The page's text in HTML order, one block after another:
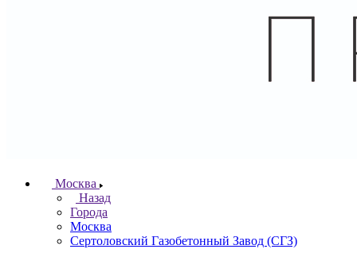
Москва
Назад
Города
Москва
Сертоловский Газобетонный Завод (СГЗ)